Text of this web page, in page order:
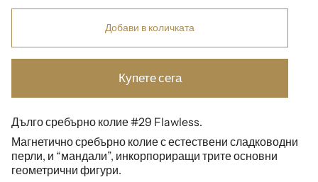
Добави в количката
Купете сега
Дълго сребърно колие #29 Flawless.
Магнетично сребърно колие с естествени сладководни
перли, и “мандали”, инкорпориращи трите основни
геометрични фигури.